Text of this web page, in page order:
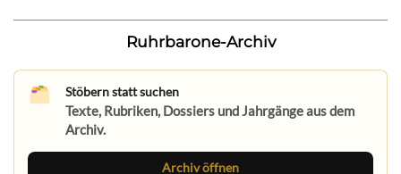
Ruhrbarone-Archiv
Stöbern statt suchen
Texte, Rubriken, Dossiers und Jahrgänge aus dem
Archiv.
Archiv öffnen